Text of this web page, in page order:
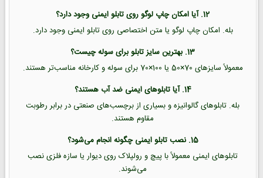
12. آیا امکان چاپ لوگو روی تابلو ایمنی وجود دارد؟
بله. امکان چاپ لوگو یا متن اختصاصی روی تابلو ایمنی وجود دارد.
13. بهترین سایز تابلو برای سوله چیست؟
معمولاً سایزهای 70×50 یا 100×70 برای سوله و کارخانه مناسب‌تر هستند.
14. آیا تابلوهای ایمنی ضد آب هستند؟
بله. تابلوهای گالوانیزه و بسیاری از برچسب‌های صنعتی در برابر رطوبت
مقاوم هستند.
15. نصب تابلو ایمنی چگونه انجام می‌شود؟
تابلوهای ایمنی معمولاً با پیچ و رولپلاک روی دیوار یا سازه فلزی نصب
می‌شوند.